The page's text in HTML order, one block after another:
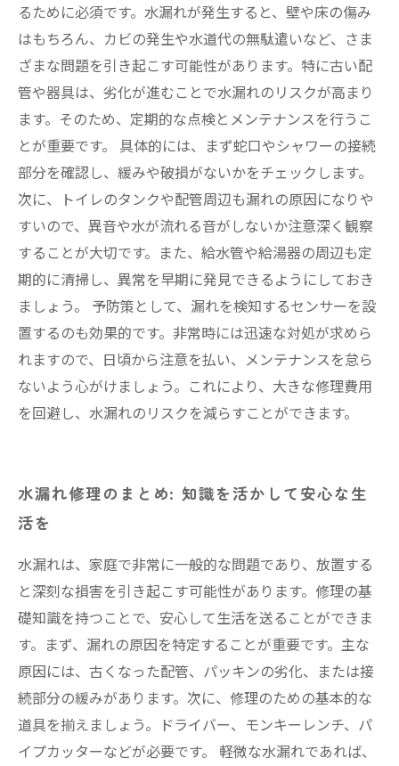
るために必須です。水漏れが発生すると、壁や床の傷み
はもちろん、カビの発生や水道代の無駄遣いなど、さま
ざまな問題を引き起こす可能性があります。特に古い配
管や器具は、劣化が進むことで水漏れのリスクが高まり
ます。そのため、定期的な点検とメンテナンスを行うこ
とが重要です。 具体的には、まず蛇口やシャワーの接続
部分を確認し、緩みや破損がないかをチェックします。
次に、トイレのタンクや配管周辺も漏れの原因になりや
すいので、異音や水が流れる音がしないか注意深く観察
することが大切です。また、給水管や給湯器の周辺も定
期的に清掃し、異常を早期に発見できるようにしておき
ましょう。 予防策として、漏れを検知するセンサーを設
置するのも効果的です。非常時には迅速な対処が求めら
れますので、日頃から注意を払い、メンテナンスを怠ら
ないよう心がけましょう。これにより、大きな修理費用
を回避し、水漏れのリスクを減らすことができます。
水漏れ修理のまとめ: 知識を活かして安心な生
活を
水漏れは、家庭で非常に一般的な問題であり、放置する
と深刻な損害を引き起こす可能性があります。修理の基
礎知識を持つことで、安心して生活を送ることができま
す。まず、漏れの原因を特定することが重要です。主な
原因には、古くなった配管、パッキンの劣化、または接
続部分の緩みがあります。次に、修理のための基本的な
道具を揃えましょう。ドライバー、モンキーレンチ、パ
イプカッターなどが必要です。 軽微な水漏れであれば、